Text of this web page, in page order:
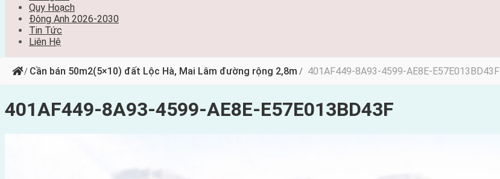
Quy Hoạch
Đông Anh 2026-2030
Tin Tức
Liên Hệ
/ Cần bán 50m2(5×10) đất Lộc Hà, Mai Lâm đường rộng 2,8m / 401AF449-8A93-4599-AE8E-E57E013BD43F
401AF449-8A93-4599-AE8E-E57E013BD43F